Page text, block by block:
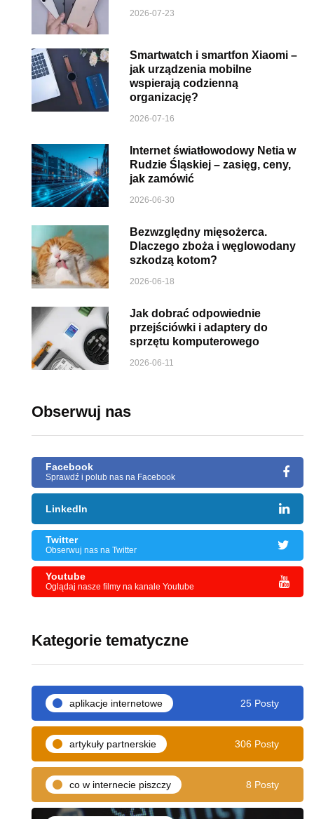
2026-07-23
Smartwatch i smartfon Xiaomi –
jak urządzenia mobilne
wspierają codzienną
organizację?
2026-07-16
Internet światłowodowy Netia w
Rudzie Śląskiej – zasięg, ceny,
jak zamówić
2026-06-30
Bezwzględny mięsożerca.
Dlaczego zboża i węglowodany
szkodzą kotom?
2026-06-18
Jak dobrać odpowiednie
przejściówki i adaptery do
sprzętu komputerowego
2026-06-11
Obserwuj nas
Facebook
Sprawdź i polub nas na Facebook
LinkedIn
Twitter
Obserwuj nas na Twitter
Youtube
Oglądaj nasze filmy na kanale Youtube
Kategorie tematyczne
aplikacje internetowe 25 Posty
artykuły partnerskie 306 Posty
co w internecie piszczy 8 Posty